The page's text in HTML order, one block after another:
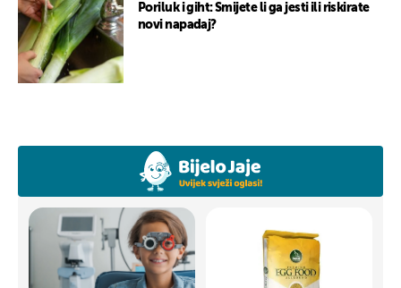
Poriluk i giht: Smijete li ga jesti ili riskirate
novi napadaj?